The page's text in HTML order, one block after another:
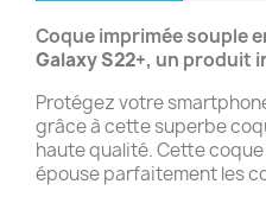
Coque imprimée souple
Galaxy S22+, un produit
Protégez votre
grâce à cette superbe
haute qualité. Cette
épouse parfaitement les